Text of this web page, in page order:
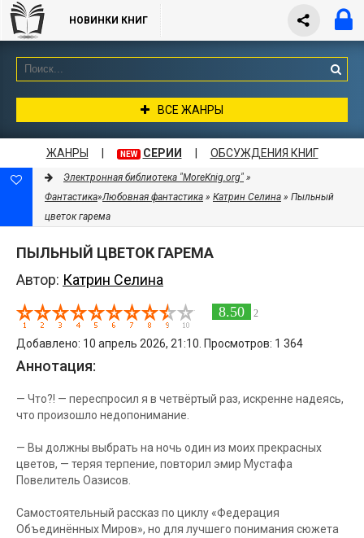
НОВИНКИ КНИГ
ВСЕ ЖАНРЫ
ЖАНРЫ NEW СЕРИИ ОБСУЖДЕНИЯ КНИГ
Электронная библиотека "MoreKnig.org" »
Фантастика»Любовная фантастика » Катрин Селина » Пыльный
цветок гарема
ПЫЛЬНЫЙ ЦВЕТОК ГАРЕМА
Автор: Катрин Селина
8.50 2
Добавлено: 10 апрель 2026, 21:10. Просмотров: 1 364
Аннотация:
— Что?! — переспросил я в четвёртый раз, искренне надеясь,
что произошло недопонимание.
— Вы должны выбрать на ночь один из моих прекрасных
цветов, — теряя терпение, повторил эмир Мустафа
Повелитель Оазисов.
Самостоятельный рассказ по циклу «Федерация
Объединённых Миров», но для лучшего понимания сюжета